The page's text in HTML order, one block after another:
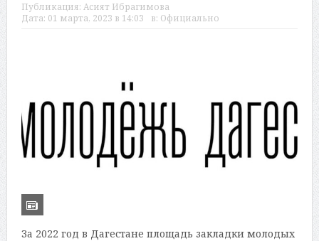
Публикация: Асият Ибрагимова
Дата: 01 марта, 2023 в 14:03 в: Официально
За 2022 год в Дагестане площадь закладки молодых